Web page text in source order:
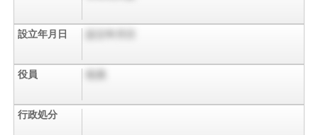
設立年月日
役員
行政処分